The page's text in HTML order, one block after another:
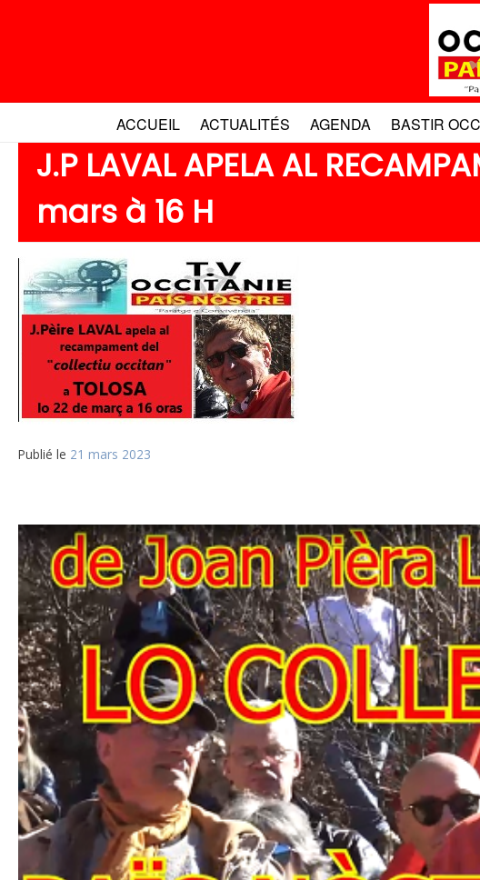
ACCUEIL ACTUALITÉS AGENDA BASTIR
J.P LAVAL APELA AL
mars à 16 H
Publié le 21 mars 2023